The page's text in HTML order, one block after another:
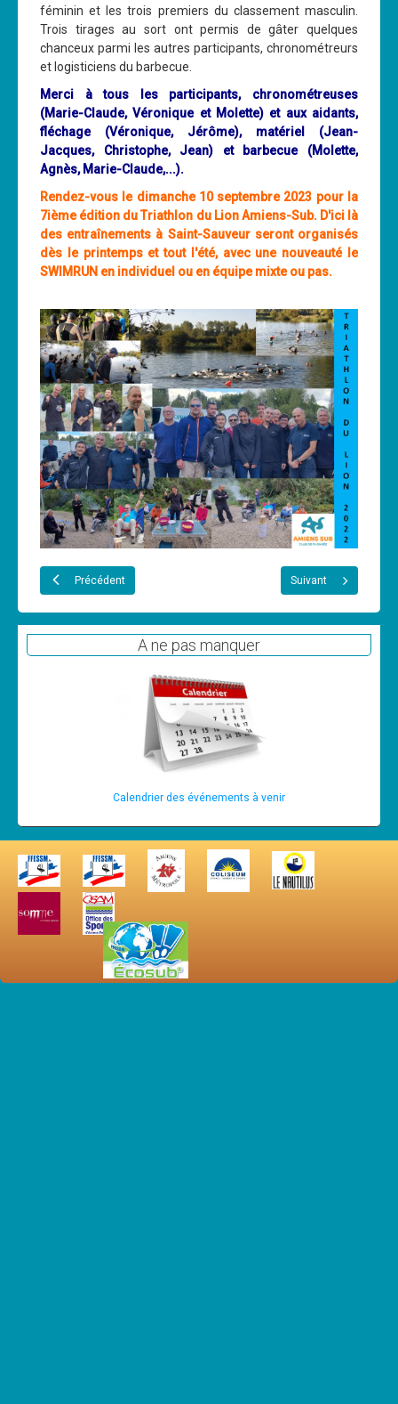
féminin et les trois premiers du classement masculin.
Trois tirages au sort ont permis de gâter quelques
chanceux parmi les autres participants, chronométreurs
et logisticiens du barbecue.
Merci à tous les participants, chronométreuses
(Marie-Claude, Véronique et Molette) et aux aidants,
fléchage (Véronique, Jérôme), matériel (Jean-
Jacques, Christophe, Jean) et barbecue (Molette,
Agnès, Marie-Claude,...).
Rendez-vous le dimanche 10 septembre 2023 pour la
7ième édition du Triathlon du Lion Amiens-Sub. D'ici là
des entraînements à Saint-Sauveur seront organisés
dès le printemps et tout l'été, avec une nouveauté le
SWIMRUN en individuel ou en équipe mixte ou pas.
Précédent Suivant
A ne pas manquer
Calendrier des événements à venir